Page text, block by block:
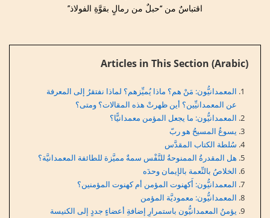
اقتباسٌ من ‘‘حبلٌ من رمالٍ بقوَّةِ الفولاذ’’
Articles in This Section (Arabic)
المعمدانيُّون: مَنْ هم؟ ماذا يُميِّزهم؟ لماذا نفتقرُ إلى المعرفة
عن المعمدانيِّين؟ أين ظهرتْ هذه المقالات؟ ومتى؟
المعمدانيُّون: ما يجعل المؤمن معمدانيًّا؟
يسوعُ المسيحُ هو ربّ
سُلطة الكتاب المقدَّس
هل المقدرةُ الممنوحةُ للنَّفْس سمةٌ مميَّزة للطائفة المعمدانيَّة؟
الخلاصُ بالنِّعمة بالإيمان وحدَه
المعمدانيُّون: أَكهنوت المؤمن أم كهنوت المؤمنين؟
المعمدانيُّون: معموديَّة المؤمن
يؤمنُ المعمدانيُّون باستمرارِ إضافةِ أعضاءٍ جددٍ إلى الكنيسة